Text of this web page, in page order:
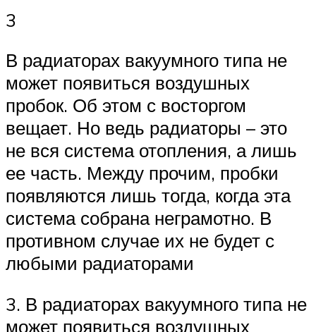
3
В радиаторах вакуумного типа не
может появиться воздушных
пробок. Об этом с восторгом
вещает. Но ведь радиаторы – это
не вся система отопления, а лишь
ее часть. Между прочим, пробки
появляются лишь тогда, когда эта
система собрана неграмотно. В
противном случае их не будет с
любыми радиаторами
3. В радиаторах вакуумного типа не
может появиться воздушных